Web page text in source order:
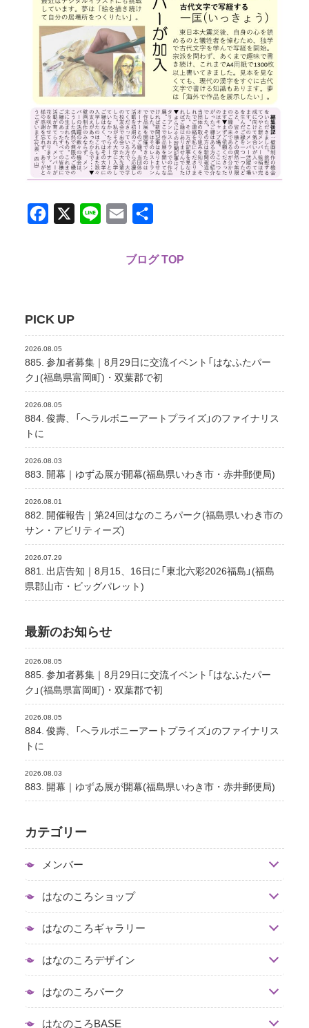
Facebook
X Line Email
ブログ TOP
PICK UP
2026.08.05
885. 参加者募集｜8月29日に交流イベント「はなふたパー
ク」(福島県富岡町)・双葉郡で初
2026.08.05
884. 俊壽、「へラルボニーアートプライズ」のファイナリス
トに
2026.08.03
883. 開幕｜ゆずゐ展が開幕(福島県いわき市・赤井郵便局)
2026.08.01
882. 開催報告｜第24回はなのころパーク(福島県いわき市の
サン・アビリティーズ)
2026.07.29
881. 出店告知｜8月15、16日に「東北六彩2026福島」(福島
県郡山市・ビッグパレット)
最新のお知らせ
2026.08.05
885. 参加者募集｜8月29日に交流イベント「はなふたパー
ク」(福島県富岡町)・双葉郡で初
2026.08.05
884. 俊壽、「へラルボニーアートプライズ」のファイナリス
トに
2026.08.03
883. 開幕｜ゆずゐ展が開幕(福島県いわき市・赤井郵便局)
カテゴリー
メンバー
はなのころショップ
はなのころギャラリー
はなのころデザイン
はなのころパーク
はなのころBASE